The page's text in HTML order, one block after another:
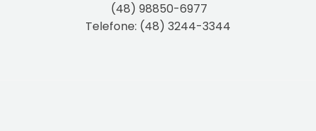
(48) 98850-6977
Telefone: (48) 3244-3344